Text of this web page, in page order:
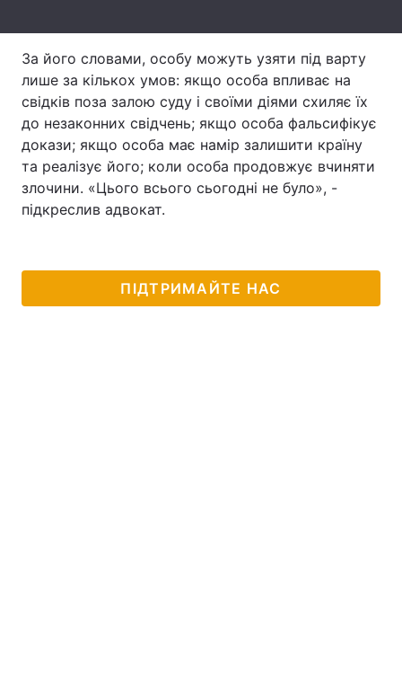
Лонгріди
Відео з Youtube Статті
Інтерв'ю Думки
Архів
За його словами, особу можуть узяти під варту
лише за кількох умов: якщо особа впливає на
свідків поза залою суду і своїми діями схиляє їх
до незаконних свідчень; якщо особа фальсифікує
докази; якщо особа має намір залишити країну
та реалізує його; коли особа продовжує вчиняти
злочини. «Цього всього сьогодні не було», -
підкреслив адвокат.
ПІДТРИМАЙТЕ НАС